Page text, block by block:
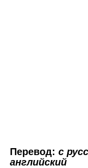
Перевод: с
английский